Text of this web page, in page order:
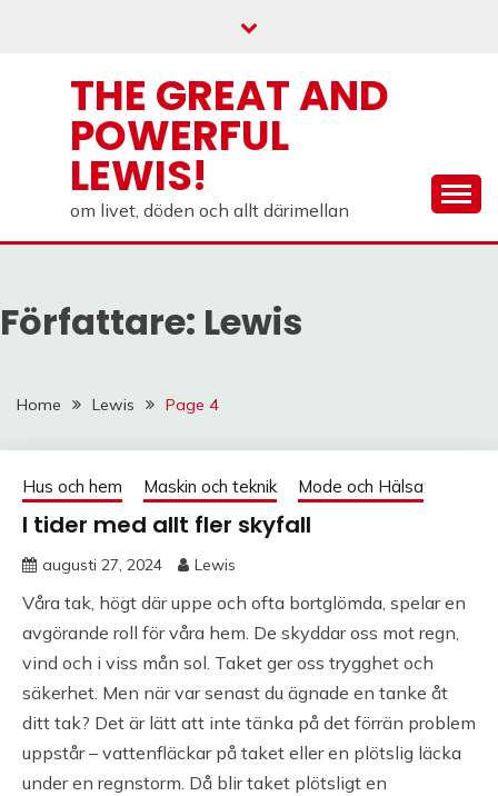
THE GREAT AND
POWERFUL
LEWIS!
om livet, döden och allt därimellan
Författare: Lewis
Home Lewis Page 4
Hus och hem Maskin och teknik Mode och Hälsa
I tider med allt fler skyfall
augusti 27, 2024 Lewis
Våra tak, högt där uppe och ofta bortglömda, spelar en
avgörande roll för våra hem. De skyddar oss mot regn,
vind och i viss mån sol. Taket ger oss trygghet och
säkerhet. Men när var senast du ägnade en tanke åt
ditt tak? Det är lätt att inte tänka på det förrän problem
uppstår – vattenfläckar på taket eller en plötslig läcka
under en regnstorm. Då blir taket plötsligt en